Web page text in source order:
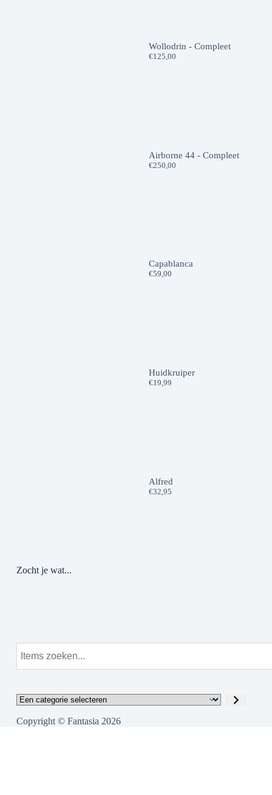
Wollodrin - Compleet
€125,00
Airborne 44 - Compleet
€250,00
Capablanca
€59,00
Huidkruiper
€19,99
Alfred
€32,95
Zocht je wat...
Copyright © Fantasia 2026